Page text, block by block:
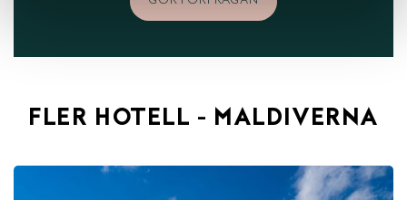
FLER HOTELL - MALDIVERNA